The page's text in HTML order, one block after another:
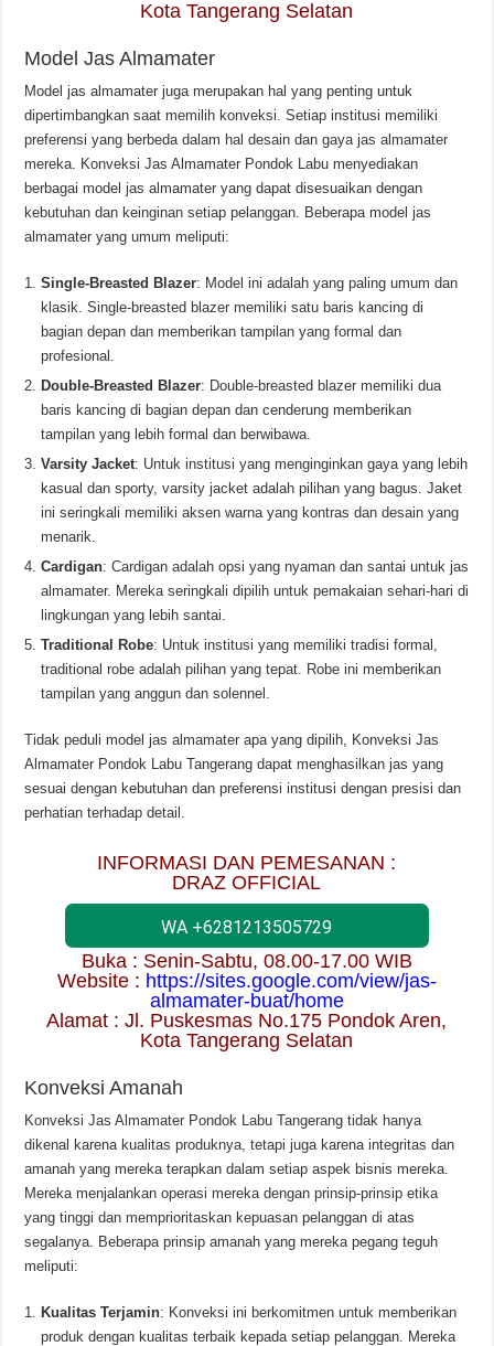
Kota Tangerang Selatan
Model Jas Almamater
Model jas almamater juga merupakan hal yang penting untuk
dipertimbangkan saat memilih konveksi. Setiap institusi memiliki
preferensi yang berbeda dalam hal desain dan gaya jas almamater
mereka. Konveksi Jas Almamater Pondok Labu menyediakan
berbagai model jas almamater yang dapat disesuaikan dengan
kebutuhan dan keinginan setiap pelanggan. Beberapa model jas
almamater yang umum meliputi:
Single-Breasted Blazer: Model ini adalah yang paling umum dan
klasik. Single-breasted blazer memiliki satu baris kancing di
bagian depan dan memberikan tampilan yang formal dan
profesional.
Double-Breasted Blazer: Double-breasted blazer memiliki dua
baris kancing di bagian depan dan cenderung memberikan
tampilan yang lebih formal dan berwibawa.
Varsity Jacket: Untuk institusi yang menginginkan gaya yang lebih
kasual dan sporty, varsity jacket adalah pilihan yang bagus. Jaket
ini seringkali memiliki aksen warna yang kontras dan desain yang
menarik.
Cardigan: Cardigan adalah opsi yang nyaman dan santai untuk jas
almamater. Mereka seringkali dipilih untuk pemakaian sehari-hari di
lingkungan yang lebih santai.
Traditional Robe: Untuk institusi yang memiliki tradisi formal,
traditional robe adalah pilihan yang tepat. Robe ini memberikan
tampilan yang anggun dan solennel.
Tidak peduli model jas almamater apa yang dipilih, Konveksi Jas
Almamater Pondok Labu Tangerang dapat menghasilkan jas yang
sesuai dengan kebutuhan dan preferensi institusi dengan presisi dan
perhatian terhadap detail.
INFORMASI DAN PEMESANAN :
DRAZ OFFICIAL
WA +6281213505729
Buka : Senin-Sabtu, 08.00-17.00 WIB
Website : https://sites.google.com/view/jas-
almamater-buat/home
Alamat : Jl. Puskesmas No.175 Pondok Aren,
Kota Tangerang Selatan
Konveksi Amanah
Konveksi Jas Almamater Pondok Labu Tangerang tidak hanya
dikenal karena kualitas produknya, tetapi juga karena integritas dan
amanah yang mereka terapkan dalam setiap aspek bisnis mereka.
Mereka menjalankan operasi mereka dengan prinsip-prinsip etika
yang tinggi dan memprioritaskan kepuasan pelanggan di atas
segalanya. Beberapa prinsip amanah yang mereka pegang teguh
meliputi:
Kualitas Terjamin: Konveksi ini berkomitmen untuk memberikan
produk dengan kualitas terbaik kepada setiap pelanggan. Mereka